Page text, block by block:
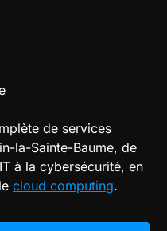
de services
la-Sainte-Baume, de
à la cybersécurité, en
cloud computing.